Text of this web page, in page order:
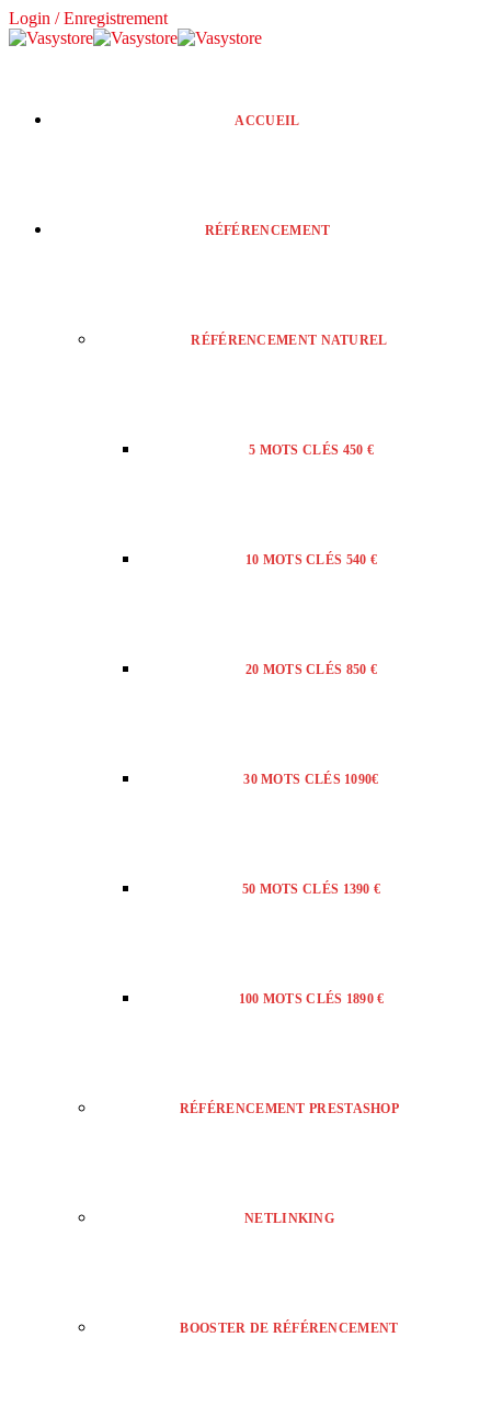
Login / Enregistrement
ACCUEIL
RÉFÉRENCEMENT
RÉFÉRENCEMENT NATUREL
5 MOTS CLÉS 450 €
10 MOTS CLÉS 540 €
20 MOTS CLÉS 850 €
30 MOTS CLÉS 1090€
50 MOTS CLÉS 1390 €
100 MOTS CLÉS 1890 €
RÉFÉRENCEMENT PRESTASHOP
NETLINKING
BOOSTER DE RÉFÉRENCEMENT